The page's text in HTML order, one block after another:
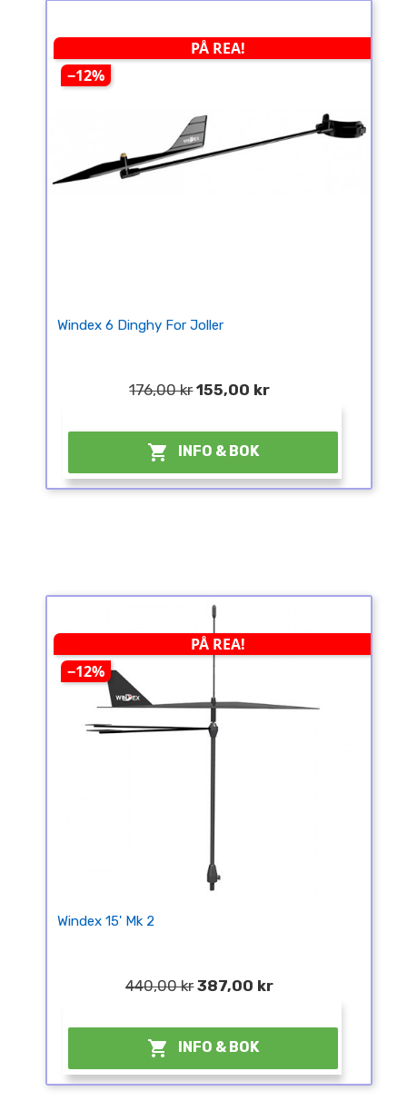
PÅ REA!
−12%
Windex 6 Dinghy For Joller
176,00 kr 155,00 kr
 INFO & BOK
PÅ REA!
−12%
Windex 15' Mk 2
440,00 kr 387,00 kr
 INFO & BOK